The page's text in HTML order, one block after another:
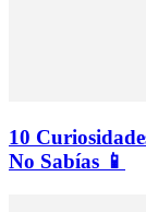
10
No Sabías 📱